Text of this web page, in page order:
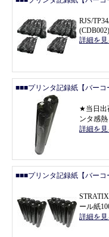
RJS/
(CDB002)
詳細を
■■■プリンタ記録紙【バー
★当日
ンタ感
詳細を
■■■プリンタ記録紙【バー
ール紙
詳細を